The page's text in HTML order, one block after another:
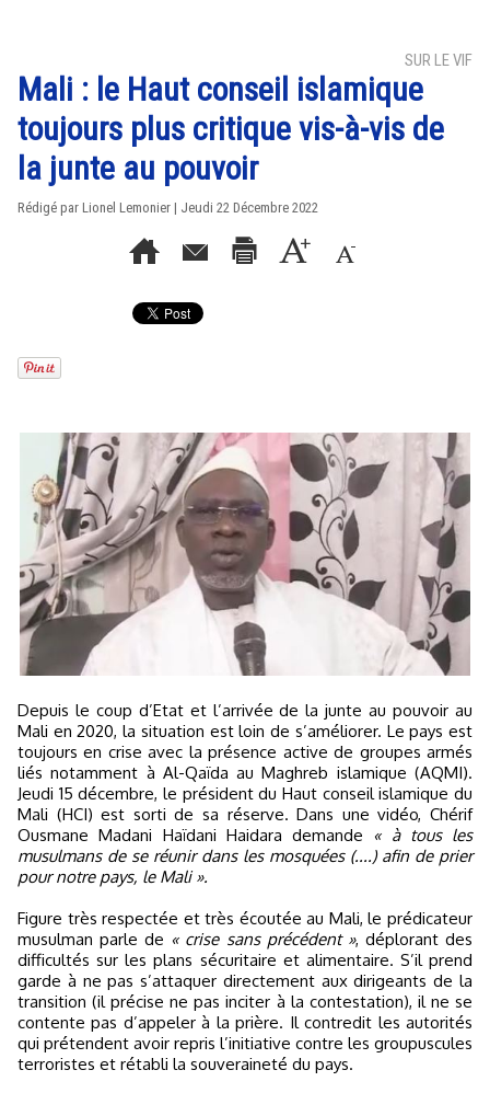
SUR LE VIF
Mali : le Haut conseil islamique
toujours plus critique vis-à-vis de
la junte au pouvoir
Rédigé par Lionel Lemonier | Jeudi 22 Décembre 2022
Depuis le coup d’Etat et l’arrivée de la junte au pouvoir au
Mali en 2020, la situation est loin de s’améliorer. Le pays est
toujours en crise avec la présence active de groupes armés
liés notamment à Al-Qaïda au Maghreb islamique (AQMI).
Jeudi 15 décembre, le président du Haut conseil islamique du
Mali (HCI) est sorti de sa réserve. Dans une vidéo, Chérif
Ousmane Madani Haïdani Haidara demande « à tous les
musulmans de se réunir dans les mosquées (....) afin de prier
pour notre pays, le Mali ».
Figure très respectée et très écoutée au Mali, le prédicateur
musulman parle de « crise sans précédent », déplorant des
difficultés sur les plans sécuritaire et alimentaire. S’il prend
garde à ne pas s’attaquer directement aux dirigeants de la
transition (il précise ne pas inciter à la contestation), il ne se
contente pas d’appeler à la prière. Il contredit les autorités
qui prétendent avoir repris l’initiative contre les groupuscules
terroristes et rétabli la souveraineté du pays.